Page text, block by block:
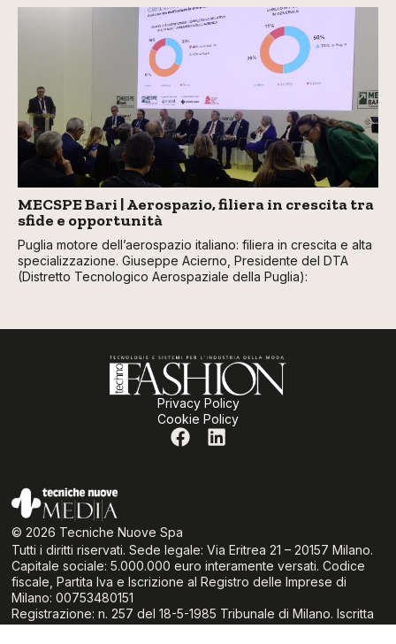
MECSPE Bari | Aerospazio, filiera in crescita tra
sfide e opportunità
Puglia motore dell’aerospazio italiano: filiera in crescita e alta
specializzazione. Giuseppe Acierno, Presidente del DTA
(Distretto Tecnologico Aerospaziale della Puglia):
Privacy Policy
Cookie Policy
© 2026 Tecniche Nuove Spa
Tutti i diritti riservati. Sede legale: Via Eritrea 21 – 20157 Milano.
Capitale sociale: 5.000.000 euro interamente versati. Codice
fiscale, Partita Iva e Iscrizione al Registro delle Imprese di
Milano: 00753480151
Registrazione: n. 257 del 18-5-1985 Tribunale di Milano. Iscritta
al ROC Registro degli Operatori di Comunicazione al n° 6419